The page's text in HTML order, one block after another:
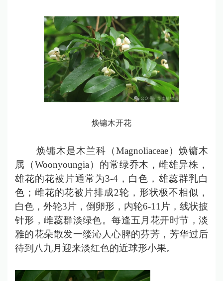
焕镛木开花
焕镛木是木兰科（Magnoliaceae）焕镛木
属（Woonyoungia）的常绿乔木，雌雄异株，
雄花的花被片通常为3-4，白色，雄蕊群乳白
色；雌花的花被片排成2轮，形状极不相似，
白色，外轮3片，倒卵形，内轮6-11片，线状披
针形，雌蕊群淡绿色。每逢五月花开时节，淡
雅的花朵散发一缕沁人心脾的芬芳，芳华过后
待到八九月迎来淡红色的近球形小果。